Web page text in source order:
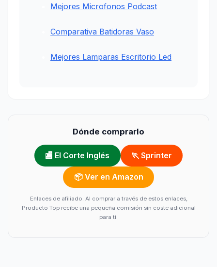
Mejores Microfonos Podcast
Comparativa Batidoras Vaso
Mejores Lamparas Escritorio Led
Dónde comprarlo
🏬 El Corte Inglés 🏃 Sprinter
📦 Ver en Amazon
Enlaces de afiliado. Al comprar a través de estos enlaces,
Producto Top recibe una pequeña comisión sin coste adicional
para ti.